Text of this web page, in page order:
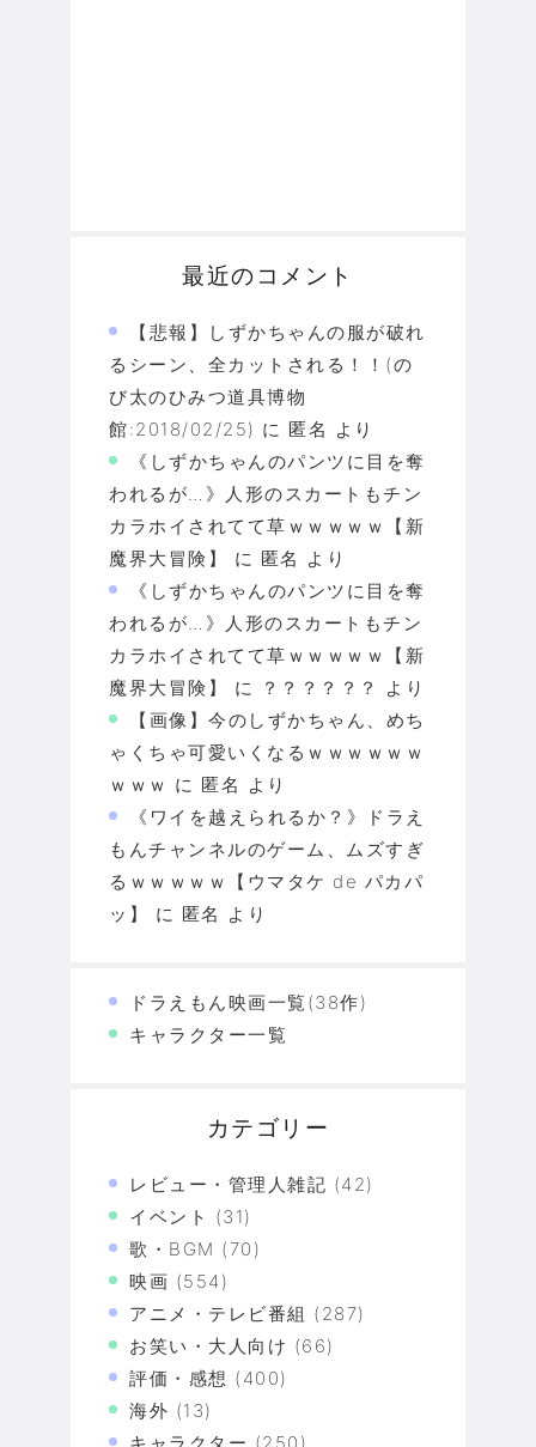
最近のコメント
【悲報】しずかちゃんの服が破れ
るシーン、全カットされる！！(の
び太のひみつ道具博物
館:2018/02/25) に 匿名 より
《しずかちゃんのパンツに目を奪
われるが…》人形のスカートもチン
カラホイされてて草ｗｗｗｗｗ【新
魔界大冒険】
に 匿名 より
《しずかちゃんのパンツに目を奪
われるが…》人形のスカートもチン
カラホイされてて草ｗｗｗｗｗ【新
魔界大冒険】
に ？？？？？？
より
【画像】今のしずかちゃん、めち
ゃくちゃ可愛いくなるｗｗｗｗｗｗ
ｗｗｗ に 匿名 より
《ワイを越えられるか？》ドラえ
もんチャンネルのゲーム、ムズすぎ
るｗｗｗｗｗ【ウマタケ de パカパ
ッ】
に 匿名 より
ドラえもん映画一覧(38作)
キャラクター一覧
カテゴリー
レビュー・管理人雑記 (42)
イベント (31)
歌・BGM (70)
映画 (554)
アニメ・テレビ番組 (287)
お笑い・大人向け (66)
評価・感想 (400)
海外 (13)
キャラクター (250)